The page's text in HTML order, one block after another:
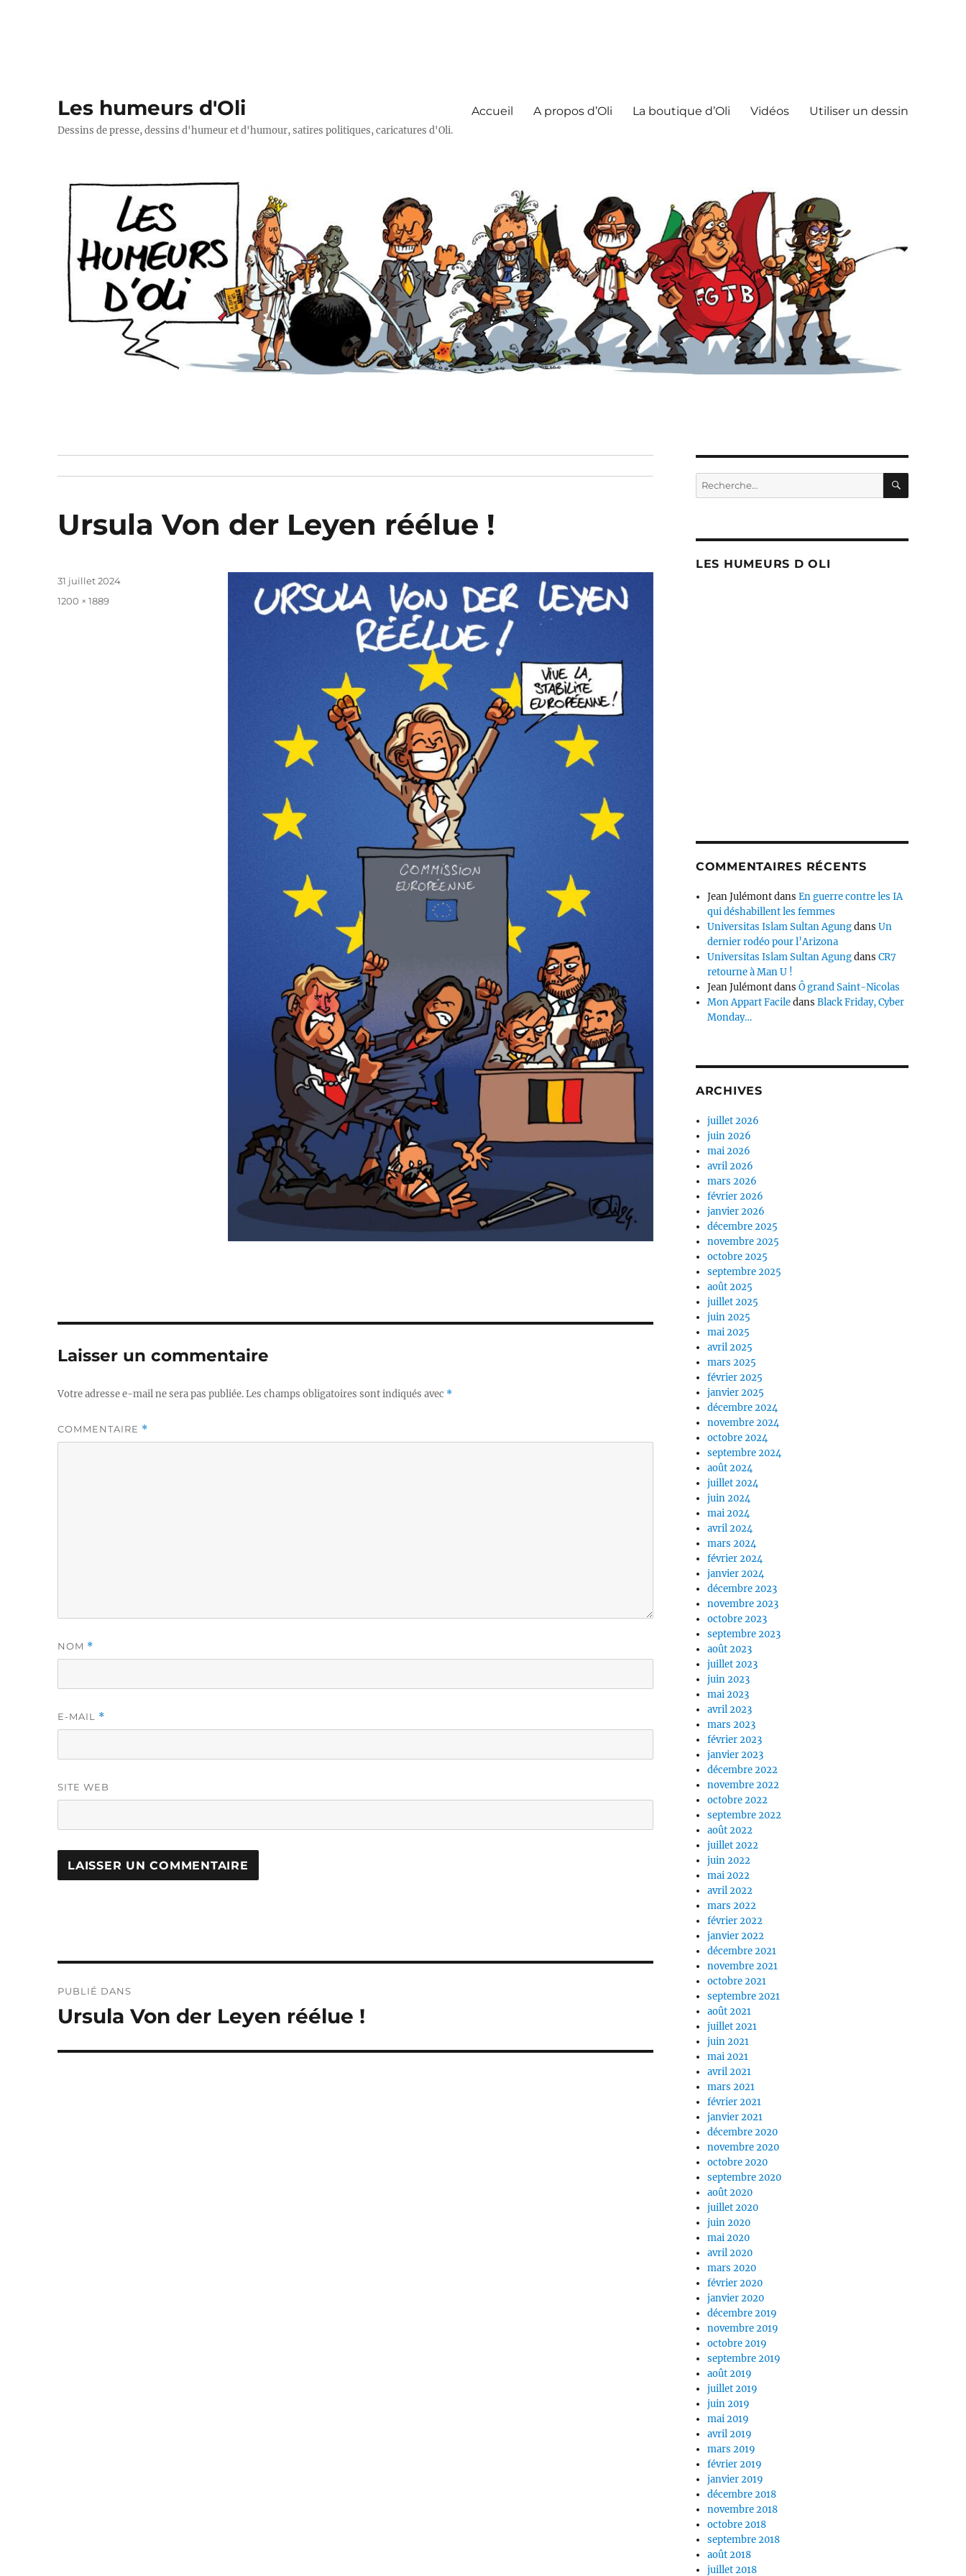
Les humeurs d'Oli
Dessins de presse, dessins d'humeur et d'humour, satires politiques, caricatures d'Oli.
Accueil A propos d’Oli La boutique d’Oli Vidéos Utiliser un dessin
Ursula Von der Leyen réélue !
Publié
31 juillet 2024
Taille
1200 × 1889
Laisser un commentaire
Votre adresse e-mail ne sera pas publiée.Les champs obligatoires sont indiqués avec *
COMMENTAIRE *
NOM *
E-MAIL *
SITE WEB
de
PUBLIÉ DANS
Ursula Von der Leyen réélue !
Recherche
pour :
LES HUMEURS D OLI
COMMENTAIRES RÉCENTS
Jean JulémontdansEn guerre contre les IA
qui déshabillent les femmes
Universitas Islam Sultan AgungdansUn
dernier rodéo pour l’Arizona
Universitas Islam Sultan AgungdansCR7
retourne à Man U !
Jean JulémontdansÔ grand Saint-Nicolas
Mon Appart FaciledansBlack Friday, Cyber
Monday…
ARCHIVES
juillet 2026
juin 2026
mai 2026
avril 2026
mars 2026
février 2026
janvier 2026
décembre 2025
novembre 2025
octobre 2025
septembre 2025
août 2025
juillet 2025
juin 2025
mai 2025
avril 2025
mars 2025
février 2025
janvier 2025
décembre 2024
novembre 2024
octobre 2024
septembre 2024
août 2024
juillet 2024
juin 2024
mai 2024
avril 2024
mars 2024
février 2024
janvier 2024
décembre 2023
novembre 2023
octobre 2023
septembre 2023
août 2023
juillet 2023
juin 2023
mai 2023
avril 2023
mars 2023
février 2023
janvier 2023
décembre 2022
novembre 2022
octobre 2022
septembre 2022
août 2022
juillet 2022
juin 2022
mai 2022
avril 2022
mars 2022
février 2022
janvier 2022
décembre 2021
novembre 2021
octobre 2021
septembre 2021
août 2021
juillet 2021
juin 2021
mai 2021
avril 2021
mars 2021
février 2021
janvier 2021
décembre 2020
novembre 2020
octobre 2020
septembre 2020
août 2020
juillet 2020
juin 2020
mai 2020
avril 2020
mars 2020
février 2020
janvier 2020
décembre 2019
novembre 2019
octobre 2019
septembre 2019
août 2019
juillet 2019
juin 2019
mai 2019
avril 2019
mars 2019
février 2019
janvier 2019
décembre 2018
novembre 2018
octobre 2018
septembre 2018
août 2018
juillet 2018